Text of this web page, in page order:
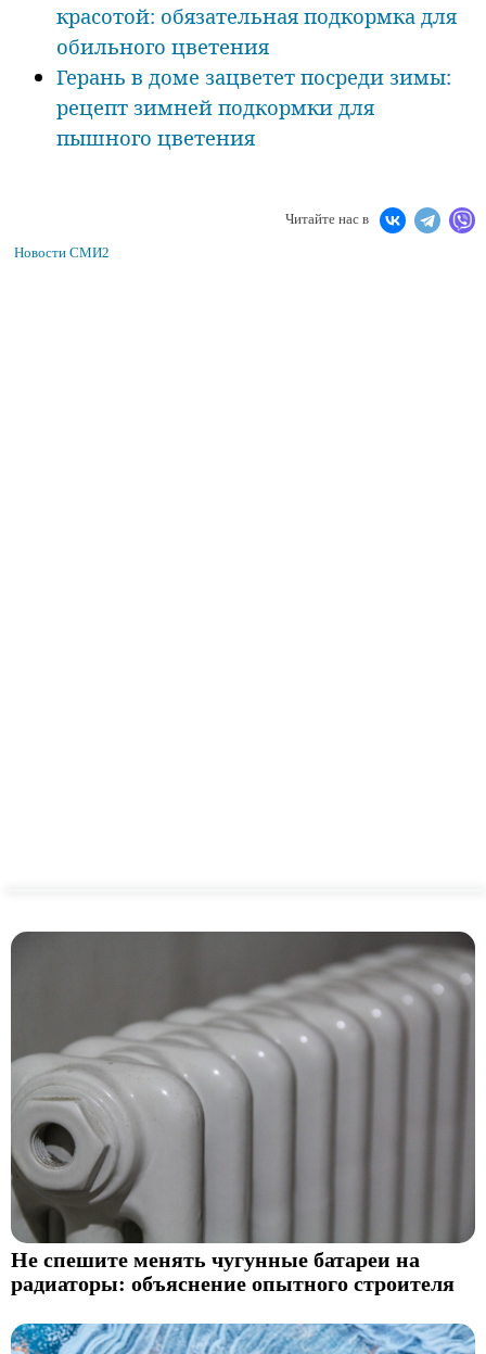
красотой: обязательная подкормка для
обильного цветения
Герань в доме зацветет посреди зимы:
рецепт зимней подкормки для
пышного цветения
Читайте нас в
Новости СМИ2
Не спешите менять чугунные батареи на
радиаторы: объяснение опытного строителя